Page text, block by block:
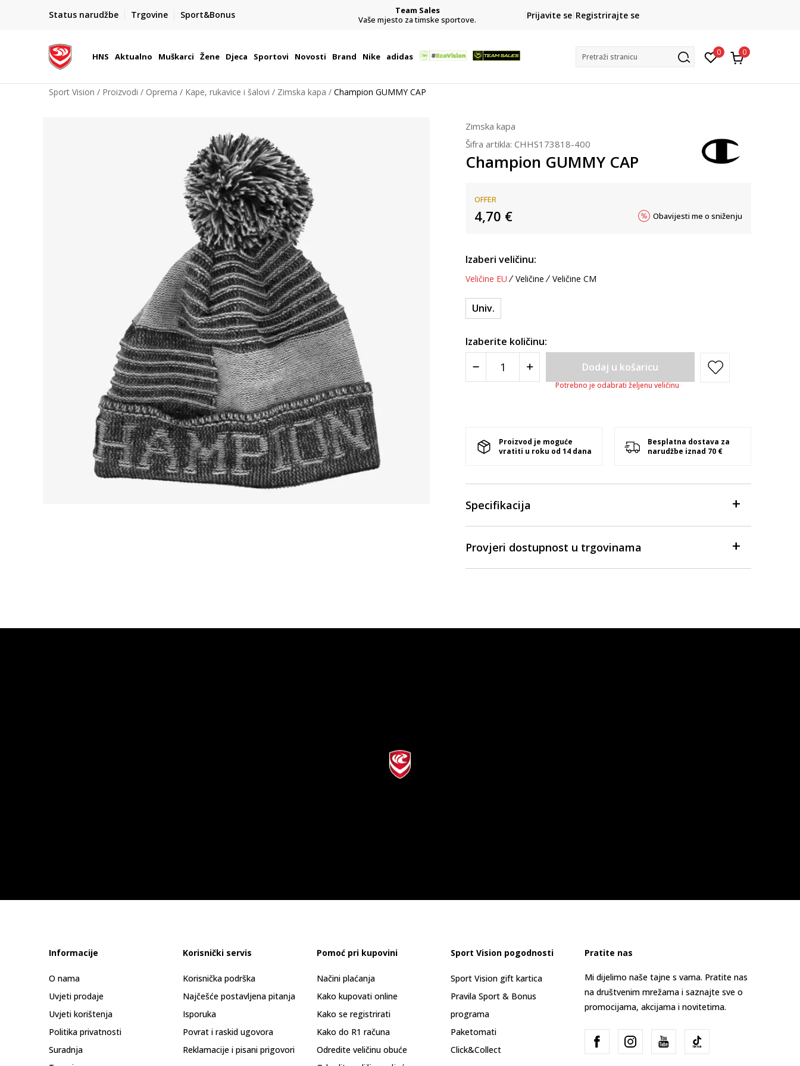
Status narudžbe Trgovine Sport&Bonus
BOX NOW
Dostava 1,50 €
| Više od 800 paketomata u Hrvatskoj
Team Sales
Vaše mjesto za timske sportove.
CLICK& COLLECT
besplatno preuzimanje u trgovini
Prijavite se Registrirajte se
HNS Aktualno Muškarci Žene Djeca Sportovi Novosti Brand Nike adidas Pretraži stranicu 0 0
Sport Vision Proizvodi Oprema Kape, rukavice i šalovi Zimska kapa Champion GUMMY CAP
Zimska kapa
Šifra artikla: CHHS173818-400
Champion GUMMY CAP
OFFER
4,70 € Obavijesti me o sniženju
Izaberi veličinu:
Veličine EU Veličine Veličine CM
Univ.
Izaberite količinu:
Dodaj u košaricu
Potrebno je odabrati željenu veličinu
Proizvod je moguće
vratiti u roku od 14 dana
Besplatna dostava za
narudžbe iznad 70 €
Specifikacija
Provjeri dostupnost u trgovinama
Informacije
O nama
Uvjeti prodaje
Uvjeti korištenja
Politika privatnosti
Suradnja
Korisnički servis
Korisnička podrška
Najčešće postavljena pitanja
Isporuka
Povrat i raskid ugovora
Reklamacije i pisani prigovori
Pomoć pri kupovini
Načini plaćanja
Kako kupovati online
Kako se registrirati
Kako do R1 računa
Odredite veličinu obuće
Sport Vision pogodnosti
Sport Vision gift kartica
Pravila Sport & Bonus
programa
Paketomati
Click&Collect
Pratite nas
Mi dijelimo naše tajne s vama. Pratite nas
na društvenim mrežama i saznajte sve o
promocijama, akcijama i novitetima.